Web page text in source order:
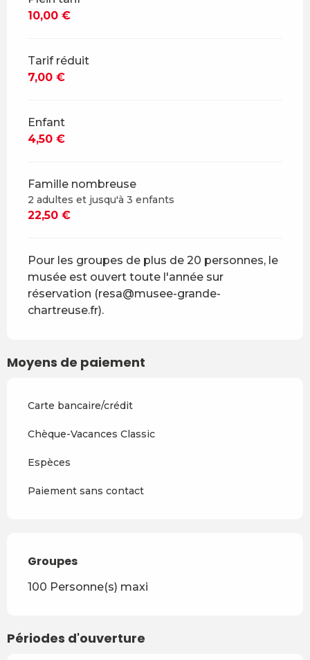
10,00 €
Tarif réduit
7,00 €
Enfant
4,50 €
Famille nombreuse
2 adultes et jusqu'à 3 enfants
22,50 €
Pour les groupes de plus de 20 personnes, le
musée est ouvert toute l'année sur
réservation (resa@musee-grande-
chartreuse.fr).
Moyens de paiement
Carte bancaire/crédit
Chèque-Vacances Classic
Espèces
Paiement sans contact
Groupes
Groupes
100 Personne(s) maxi
Périodes d'ouverture